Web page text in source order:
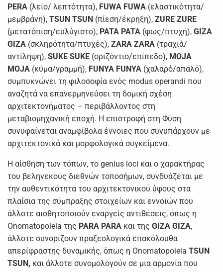
PERA (λείο/ λεπτότητα), FUWA FUWA (ελαστικότητα/
μεμβράνη), TSUN TSUN (πίεση/έκρηξη), ZURE ZURE
(μετατόπιση/ευλύγιστο), PATA PATA (φως/πτυχή), GIZA
GIZA (σκληρότητα/πτυχές), ZARA ZARA (τραχιά/
αντίληψη), SUKE SUKE (οριζόντιο/επίπεδο), MOJA
MOJA (κύμα/γραμμή), FUNYA FUNYA (χαλαρό/απαλό),
συμπυκνώνει τη φιλοσοφία ενός modus operandi που
αναζητά να επανερμηνεύσει τη δομική σχέση
αρχιτεκτονήματος – περιβάλλοντος στη
μεταβιομηχανική εποχή. Η επιστροφή στη Φύση
συνυφαίνεται αναμφίβολα έννοιες που συνυπάρχουν με
αρχιτεκτονικά και μορφολογικά συγκείμενα.
Η αίσθηση των τόπων, το genius loci και ο χαρακτήρας
του βεληνεκούς διεθνών τοποσήμων, συνδυάζεται με
την αυθεντικότητα του αρχιτεκτονικού ύφους στα
πλαίσια της σύμπραξης στοιχείων και εννοιών που
άλλοτε αισθητοποιούν εναργείς αντιθέσεις, όπως η
Onomatopoieia της PARA PARA και της GIZA GIZA,
άλλοτε συνορίζουν πραξεολογικά επακόλουθα
απερίφραστης δυναμικής, όπως η Onomatopoieia TSUN
TSUN, και άλλοτε συνομολογούν σε μια αρμονία που